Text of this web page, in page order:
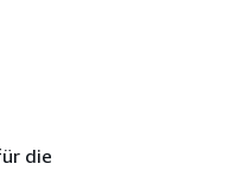
die